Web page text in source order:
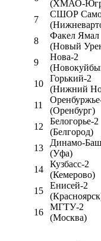
(ХМАО-
7
СШОР
8
Факел Ямал
(Новый
9
Нова-2
10
Горький-2
(Нижний
11
(Оренбург)
12
Белогорье-2
(Белгород)
13
Динамо-
(Уфа)
14
Кузбасс-2
(Кемерово)
15
Енисей-2
16
МГТУ-2
(Москва)